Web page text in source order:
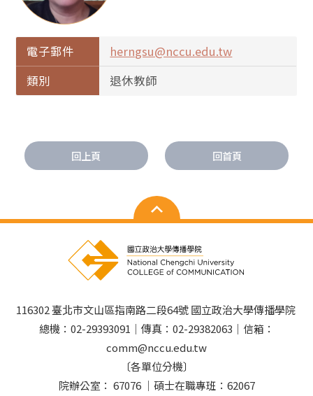
電子郵件
herngsu@nccu.edu.tw
類別
退休教師
回上頁 回首頁
116302 臺北市文山區指南路二段64號 國立政治大學傳播學院
總機：02-29393091｜傳真：02-29382063｜信箱：
comm@nccu.edu.tw
〔各單位分機〕
院辦公室： 67076 ｜碩士在職專班：62067